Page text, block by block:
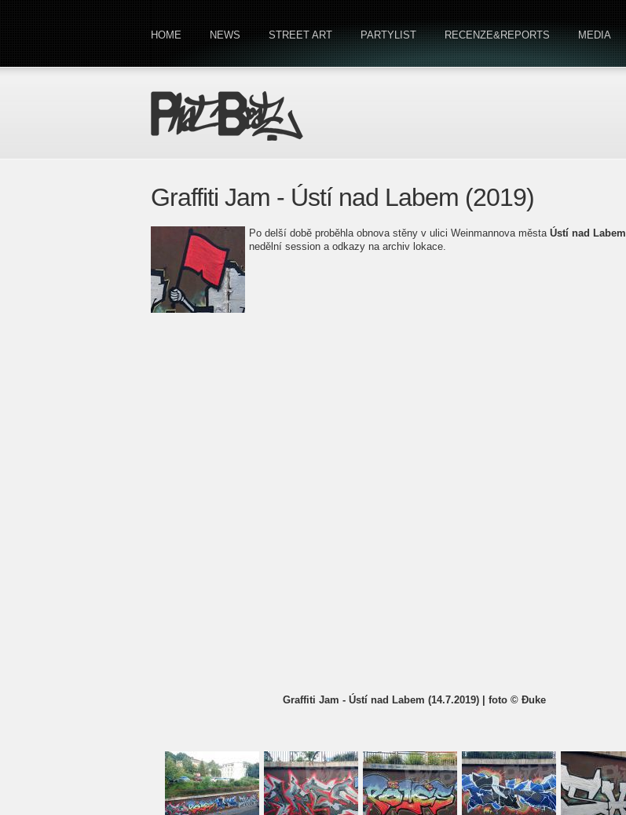
HOME NEWS STREET ART PARTYLIST RECENZE&REPORTS MEDIA
Graffiti Jam - Ústí nad Labem (2019)
Po delší době proběhla obnova stěny v ulici Weinmannova města Ústí nad Labem
nedělní session a odkazy na archiv lokace.
Graffiti Jam - Ústí nad Labem (14.7.2019) | foto © Đuke